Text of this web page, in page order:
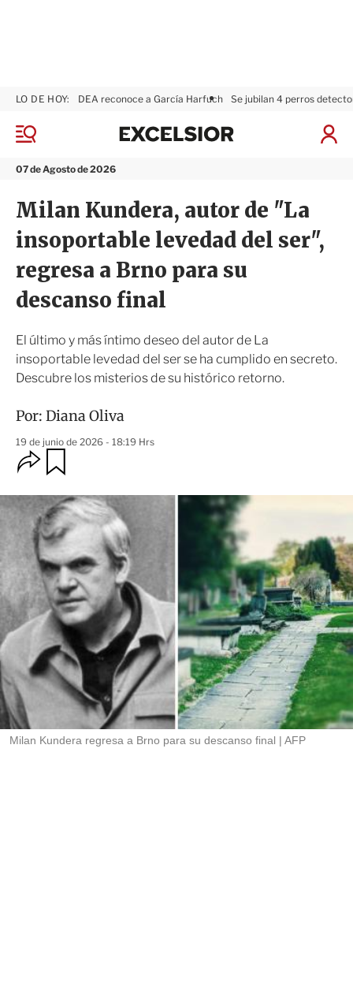
M
n
07 de Agosto de 2026
LO DE HOY: DEA reconoce a García Harfuch Se jubilan 4 perros
I
x
i
o
r
Milan Kundera, autor de "La
insoportable levedad del ser",
regresa a Brno para su
descanso final
El último y más íntimo deseo del autor de La
insoportable levedad del ser se ha cumplido en secreto.
Descubre los misterios de su histórico retorno.
Por: Diana Oliva
19 de junio de 2026 - 18:19 Hrs
O
p
i
o
n
e
s
d
e
c
o
m
p
a
r
r
d
a
Milan Kundera regresa a Brno para su descanso final AFP